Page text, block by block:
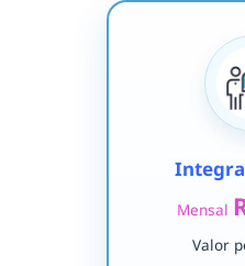
Mensal
Valor